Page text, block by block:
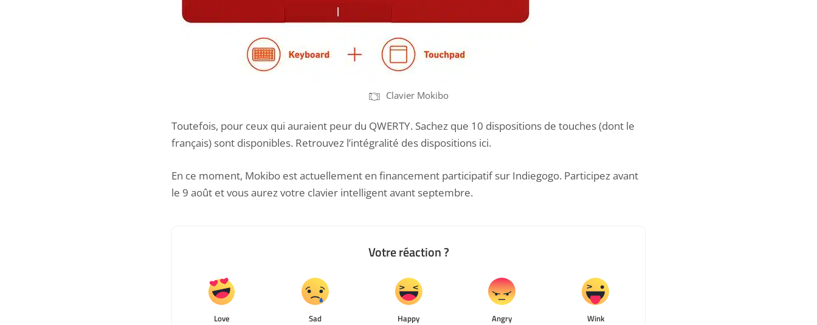
Clavier Mokibo
Toutefois, pour ceux qui auraient peur du QWERTY. Sachez que 10 dispositions de touches (dont le
français) sont disponibles. Retrouvez l’intégralité des dispositions ici.
En ce moment, Mokibo est actuellement en financement participatif sur Indiegogo. Participez avant
le 9 août et vous aurez votre clavier intelligent avant septembre.
Votre réaction ?
Love Sad Happy Angry Wink